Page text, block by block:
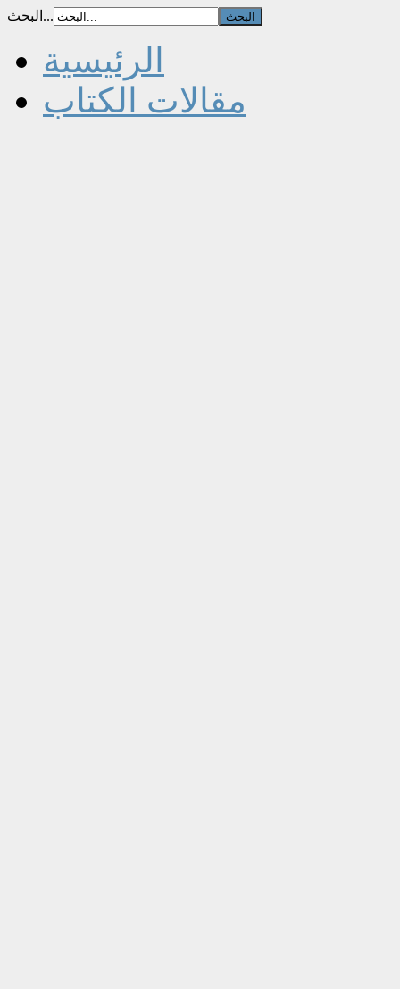
البحث...
الرئيسية
مقالات الكتاب